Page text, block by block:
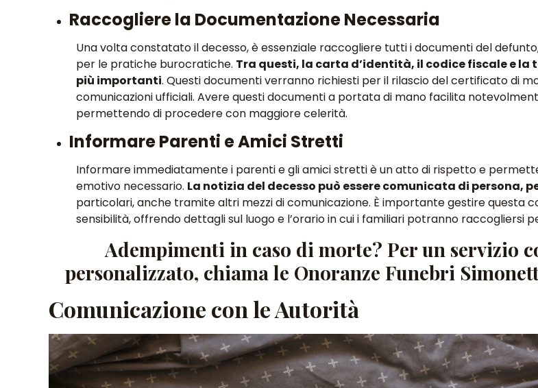
Raccogliere la Documentazione Necessaria
Una volta constatato il decesso,è essenziale raccogliere tutti i documenti del
per le pratiche burocratiche. Tra questi, la carta d’identità, il codice fiscale e la
più importanti. Questi documenti verranno richiesti per il rilascio del certificato di
comunicazioni ufficiali.Avere questi documenti a portata di mano facilita
permettendo di procedere con maggiore celerità.
Informare Parenti e Amici Stretti
Informare immediatamente i parenti e gli amici stretti è un atto di rispetto e
emotivo necessario. La notizia del decesso può essere comunicata di persona,
particolari, anche tramite altri mezzi di comunicazione. È importante gestire questa
sensibilità, offrendo dettagli sul luogo e l’orario in cui i familiari potranno raccogliersi
Adempimenti in caso di morte? Per un servizio
personalizzato, chiama le Onoranze Funebri
Comunicazione con le Autorità